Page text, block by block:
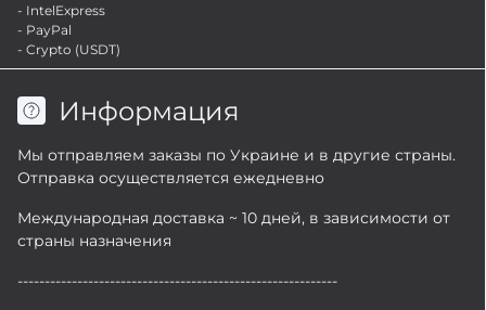
- IntelExpress
- PayPal
- Crypto (USDT)
Информация
Мы отправляем заказы по Украине и в другие страны.
Отправка осуществляется ежедневно
Международная доставка ~ 10 дней, в зависимости от
страны назначения
-----------------------------------------------------------